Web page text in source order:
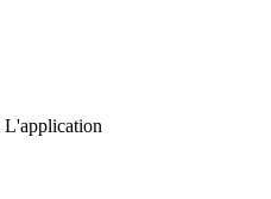
L'application